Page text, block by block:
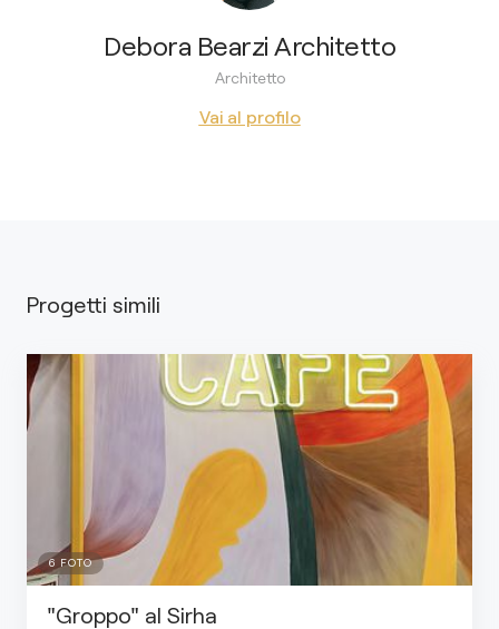
Debora Bearzi Architetto
Architetto
Vai al profilo
Progetti simili
6 FOTO
"Groppo" al Sirha